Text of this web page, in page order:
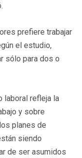
prefiere trabajar
el estudio,
sólo para dos o
laboral refleja la
y sobre
planes de
siendo
de ser asumidos